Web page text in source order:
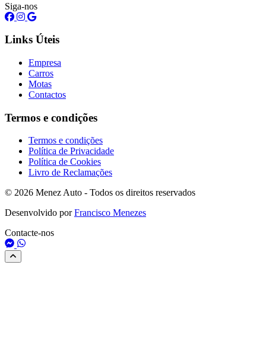
Siga-nos
Links Úteis
Empresa
Carros
Motas
Contactos
Termos e condições
Termos e condições
Política de Privacidade
Política de Cookies
Livro de Reclamações
© 2026 Menez Auto - Todos os direitos reservados
Desenvolvido porFrancisco Menezes
Contacte-nos